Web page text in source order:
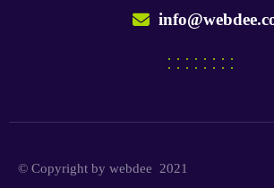
© Copyright by webdee 2021